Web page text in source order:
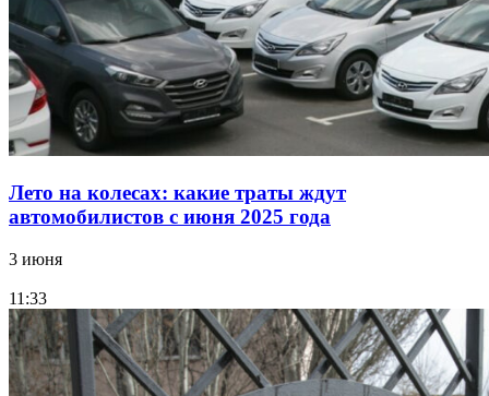
Лето на колесах: какие траты ждут
автомобилистов с июня 2025 года
3 июня
11:33